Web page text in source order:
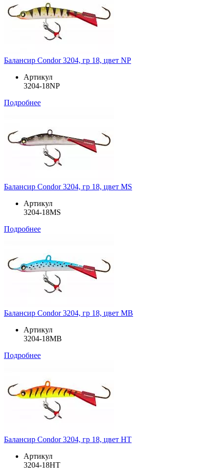
Балансир Condor 3204, гр 18, цвет NP
Артикул
3204-18NP
Подробнее
Балансир Condor 3204, гр 18, цвет MS
Артикул
3204-18MS
Подробнее
Балансир Condor 3204, гр 18, цвет MB
Артикул
3204-18MB
Подробнее
Балансир Condor 3204, гр 18, цвет HT
Артикул
3204-18HT